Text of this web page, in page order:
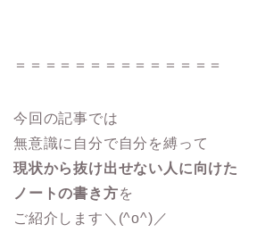
＝＝＝＝＝＝＝＝＝＝＝＝＝＝
今回の記事では
無意識に自分で自分を縛って
現状から抜け出せない人に向けた
ノートの書き方を
ご紹介します＼(^o^)／